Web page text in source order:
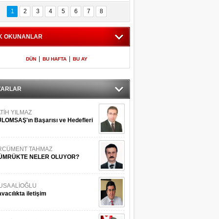
İstanbul
Adaları
600 milletvekilinin
listesi
1 2 3 4 5 6 7 8
OKUNANLAR
DÜN BU HAFTA BU AY
YILMAZ
Başarısı ve Hedefleri
TAHMAZ
NELER OLUYOR?
ALİOĞLU
iletişim